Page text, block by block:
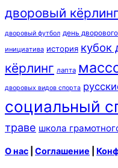
дворовый кёрлинг
дворовый футбол день
инициатива история кубок
кёрлинг лапта
дворовых видов спорта
социальный
траве школа
О нас Соглашение